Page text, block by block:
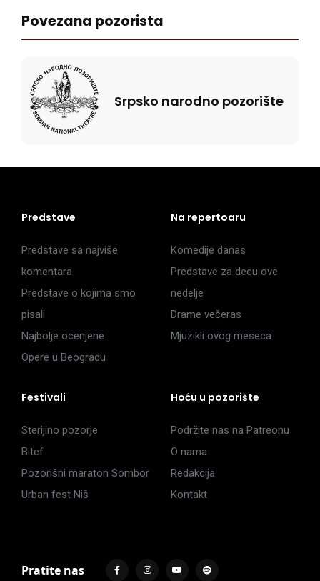
Povezana pozorista
Srpsko narodno pozorište
Predstave
Predstave sa najviše
komentara
Predstave o kojima smo
pisali
Najbolje ocenjene
Opere u Beogradu
Na repertoaru
Komedije danas
Predstave za decu ove
nedelje
Drame večeras
Mjuzikli ovog meseca
Festivali
Sterijino pozorje
Bitef
Pozorišni maraton Sombor
Urban fest Niš
Hoću u pozorište
Podržite nas na Patreonu
O nama
Redakcija
Kontakt
Pratite nas